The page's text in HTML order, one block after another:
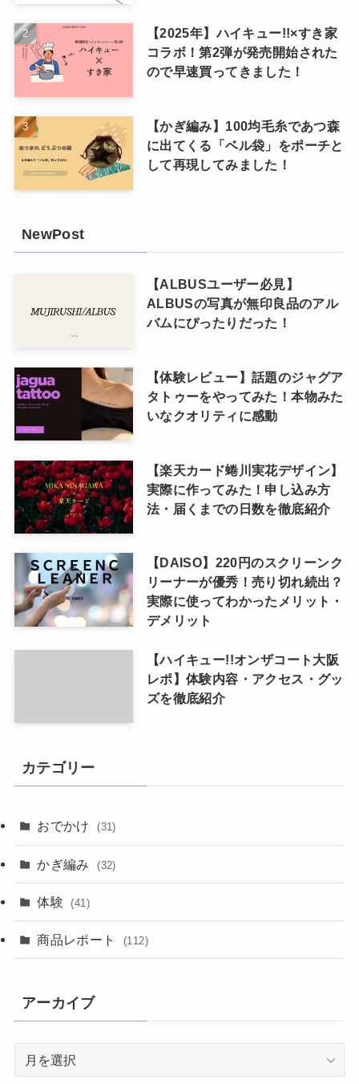
【2025年】ハイキュー!!×すき家
コラボ！第2弾が発売開始された
ので早速買ってきました！
【かぎ編み】100均毛糸であつ森
に出てくる「ベル袋」をポーチと
して再現してみました！
NewPost
【ALBUSユーザー必見】
ALBUSの写真が無印良品のアル
バムにぴったりだった！
【体験レビュー】話題のジャグア
タトゥーをやってみた！本物みた
いなクオリティに感動
【楽天カード蜷川実花デザイン】
実際に作ってみた！申し込み方
法・届くまでの日数を徹底紹介
【DAISO】220円のスクリーンク
リーナーが優秀！売り切れ続出？
実際に使ってわかったメリット・
デメリット
【ハイキュー!!オンザコート大阪
レポ】体験内容・アクセス・グッ
ズを徹底紹介
カテゴリー
おでかけ (31)
かぎ編み (32)
体験 (41)
商品レポート (112)
アーカイブ